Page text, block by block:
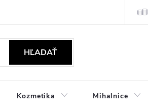
Podmienky ochrany osobných údajov
HĽADAŤ
Kozmetika Mihalnice